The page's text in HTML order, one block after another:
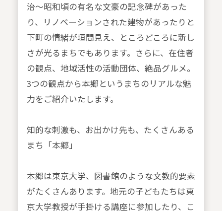
治～昭和頃の有名な文豪の記念碑があった
り、リノベーションされた建物があったりと
下町の情緒が垣間見え、ところどころに新し
さが光るまちでもあります。さらに、在住者
の観点、地域活性の活動団体、絶品グルメ。
3つの観点から本郷というまちのリアルな魅
力をご紹介いたします。
知的な刺激も、お出かけ先も、たくさんある
まち「本郷」
本郷は東京大学、図書館のような文教的要素
がたくさんあります。地元の子どもたちは東
京大学教授が手掛ける講座に参加したり、こ